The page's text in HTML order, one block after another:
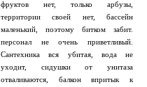
фруктов нет, только арбузы,
территории своей нет, бассейн
маленький, поэтому битком забит.
персонал не очень приветливый.
Сантехника вся убитая, вода не
уходит, сидушки от унитаза
отваливаются, балкон впритык к